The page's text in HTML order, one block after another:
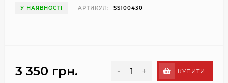
У НАЯВНОСТІ АРТИКУЛ: SS100430
3 350 грн. - + КУПИТИ